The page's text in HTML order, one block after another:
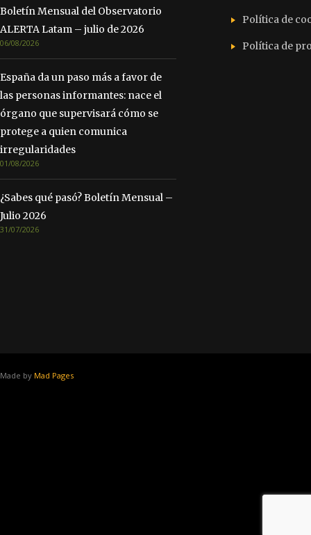
Boletín Mensual del Observatorio
ALERTA Latam – julio de 2026
06/08/2026
España da un paso más a favor de
las personas informantes: nace el
órgano que supervisará cómo se
protege a quien comunica
irregularidades
01/08/2026
¿Sabes qué pasó? Boletín Mensual –
Julio 2026
31/07/2026
Política de
Política de
Made by Mad Pages